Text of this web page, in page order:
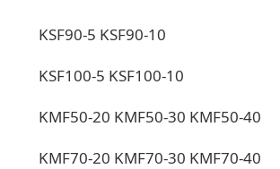
KSF90-5 KSF90-10
KSF100-5 KSF100-10
KMF50-20 KMF50-30 KMF50-40
KMF70-20 KMF70-30 KMF70-40